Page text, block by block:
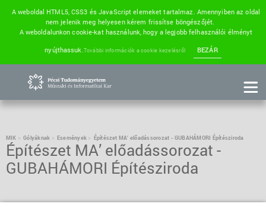
A weboldal HTML5, CSS3 és JavaScript elemeket tartalmaz. Amennyiben az oldal
nem jelenik meg helyesen kérem frissítse böngészőjét.
A weboldalunkon cookie-kat használunk, hogy a legjobb felhasználói élményt
nyújthassuk. További információk a cookie kezelésről BEZÁR
MIK Gólyáknak Események Építészet MA’ előadássorozat - GUBAHÁMORI Építésziroda
Építészet MA’ előadássorozat -
GUBAHÁMORI Építésziroda